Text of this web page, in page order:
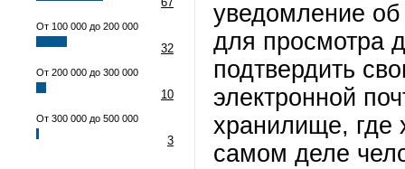
От 100 000 до 200 000
32
От 200 000 до 300 000
10
От 300 000 до 500 000
3
уведомление
для просмотра
подтвердить
электронной
хранилище, где
самом деле